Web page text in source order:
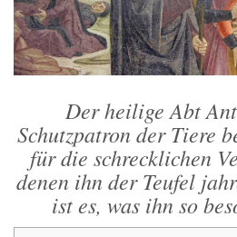
Der heilige Abt
Schutzpatron der Tiere
für die schrecklichen
denen ihn der Teufel
ist es, was ihn so